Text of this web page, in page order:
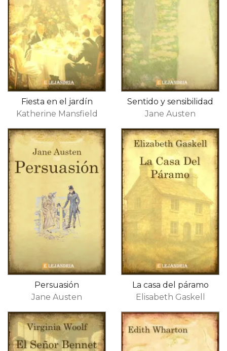
Fiesta en el jardín
Katherine Mansfield
Sentido y sensibilidad
Jane Austen
Persuasión
Jane Austen
La casa del páramo
Elisabeth Gaskell